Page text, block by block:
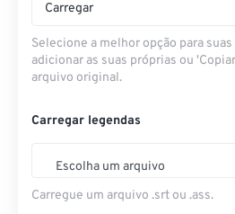
Carregar
Selecione a melhor opção para
adicionar as suas próprias ou
arquivo original.
Carregar legendas
Escolha um arquivo
Carregue um arquivo .srt ou .ass.